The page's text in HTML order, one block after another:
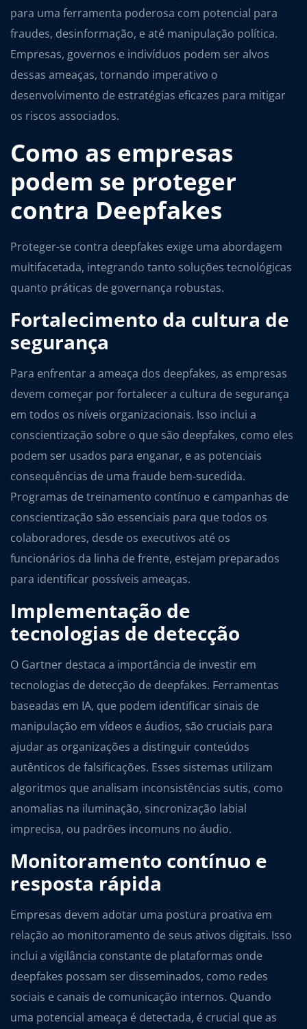
para uma ferramenta poderosa com potencial para
fraudes, desinformação, e até manipulação política.
Empresas, governos e indivíduos podem ser alvos
dessas ameaças, tornando imperativo o
desenvolvimento de estratégias eficazes para mitigar
os riscos associados.
Como as empresas
podem se proteger
contra Deepfakes
Proteger-se contra deepfakes exige uma abordagem
multifacetada, integrando tanto soluções tecnológicas
quanto práticas de governança robustas.
Fortalecimento da cultura de
segurança
Para enfrentar a ameaça dos deepfakes, as empresas
devem começar por fortalecer a cultura de segurança
em todos os níveis organizacionais. Isso inclui a
conscientização sobre o que são deepfakes, como eles
podem ser usados para enganar, e as potenciais
consequências de uma fraude bem-sucedida.
Programas de treinamento contínuo e campanhas de
conscientização são essenciais para que todos os
colaboradores, desde os executivos até os
funcionários da linha de frente, estejam preparados
para identificar possíveis ameaças.
Implementação de
tecnologias de detecção
O Gartner destaca a importância de investir em
tecnologias de detecção de deepfakes. Ferramentas
baseadas em IA, que podem identificar sinais de
manipulação em vídeos e áudios, são cruciais para
ajudar as organizações a distinguir conteúdos
autênticos de falsificações. Esses sistemas utilizam
algoritmos que analisam inconsistências sutis, como
anomalias na iluminação, sincronização labial
imprecisa, ou padrões incomuns no áudio.
Monitoramento contínuo e
resposta rápida
Empresas devem adotar uma postura proativa em
relação ao monitoramento de seus ativos digitais. Isso
inclui a vigilância constante de plataformas onde
deepfakes possam ser disseminados, como redes
sociais e canais de comunicação internos. Quando
uma potencial ameaça é detectada, é crucial que as